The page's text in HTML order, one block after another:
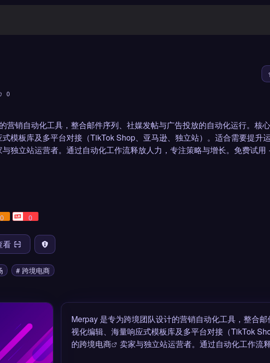
0
营销自动化工具，整合邮件序列、社媒发帖与广告投放的自动化运行。核
模板库及多平台对接（TikTok Shop、亚马逊、独立站）。适合需要提升运
独立站运营者。通过自动化工作流释放人力，专注策略与增长。免费试
0 0
看
# 跨境电商
Merpay 是专为跨境团队设计的营销自动化工具，整合
视化编辑、海量响应式模板库及多平台对接（TikTok
的跨境电商 卖家与独立站运营者。通过自动化工作